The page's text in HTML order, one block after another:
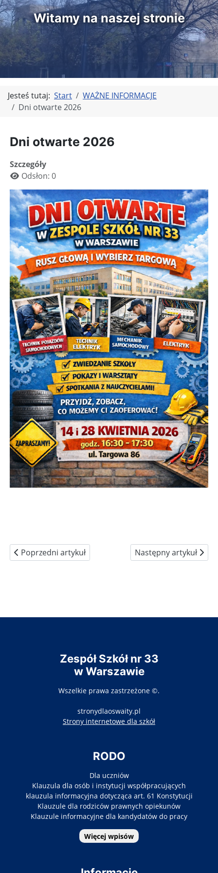
Witamy na naszej stronie
Jesteś tutaj: Start
WAŻNE INFORMACJE
Dni otwarte 2026
Dni otwarte 2026
Szczegóły
Odsłon: 0
Poprzedni artykuł: Badania lekarskie dla kandydatów
Poprzedni artykuł Następny artykuł:
Następny artykuł
Zespół Szkół nr 33
w Warszawie
Wszelkie prawa zastrzeżone ©.
stronydlaoswaity.pl
Strony internetowe dla szkółotwiera się w
RODO
Dla uczniów
Klauzula dla osób i instytucji współpracujących
klauzula informacyjna dotycząca art. 61 Konstytucji
Klauzule dla rodziców prawnych opiekunów
Klauzule informacyjne dla kandydatów do pracy
Więcej wpisów